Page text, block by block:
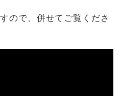
ので、併せてご覧くださ